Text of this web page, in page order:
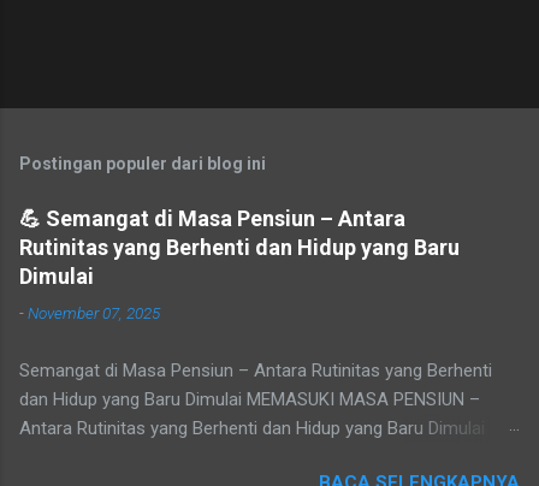
Postingan populer dari blog ini
💪 Semangat di Masa Pensiun – Antara
Rutinitas yang Berhenti dan Hidup yang Baru
Dimulai
-November 07, 2025
Semangat di Masa Pensiun – Antara Rutinitas yang Berhenti
dan Hidup yang Baru Dimulai MEMASUKI MASA PENSIUN –
Antara Rutinitas yang Berhenti dan Hidup yang Baru Dimulai